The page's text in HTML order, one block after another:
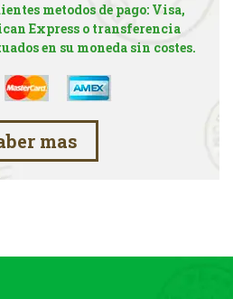
metodos de pago: Visa,
Express o transferencia
en su moneda sin costes.
mas